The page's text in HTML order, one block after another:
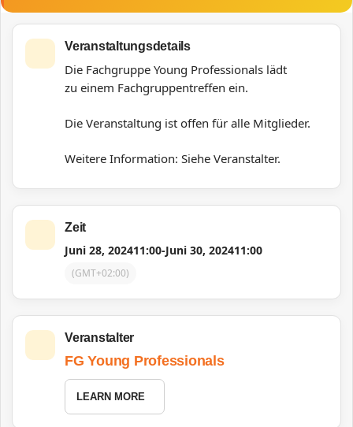
Veranstaltungsdetails
Die Fachgruppe Young Professionals lädt
zu einem Fachgruppentreffen ein.
Die Veranstaltung ist offen für alle Mitglieder.
Weitere Information: Siehe Veranstalter.
Zeit
Juni 28, 202411:00-Juni 30, 202411:00
(GMT+02:00)
Veranstalter
FG Young Professionals
LEARN MORE